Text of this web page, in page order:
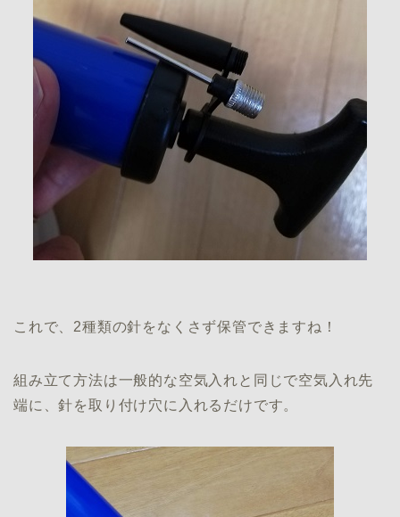
これで、2種類の針をなくさず保管できますね！
組み立て方法は一般的な空気入れと同じで空気入れ先
端に、針を取り付け穴に入れるだけです。